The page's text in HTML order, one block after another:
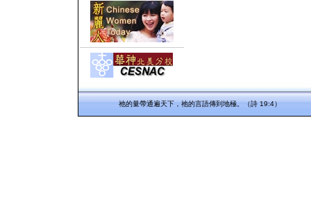
祂的量帶通遍天下，祂的言語傳到地極。（詩 19:4）